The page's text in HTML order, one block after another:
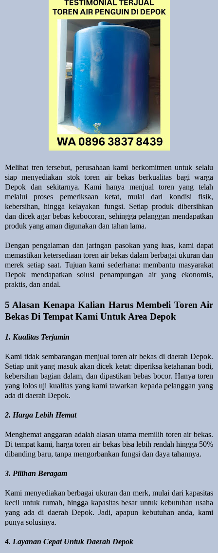
Melihat tren tersebut, perusahaan kami berkomitmen untuk selalu
siap menyediakan stok toren air bekas berkualitas bagi warga
Depok dan sekitarnya. Kami hanya menjual toren yang telah
melalui proses pemeriksaan ketat, mulai dari kondisi fisik,
kebersihan, hingga kelayakan fungsi. Setiap produk dibersihkan
dan dicek agar bebas kebocoran, sehingga pelanggan mendapatkan
produk yang aman digunakan dan tahan lama.
Dengan pengalaman dan jaringan pasokan yang luas, kami dapat
memastikan ketersediaan toren air bekas dalam berbagai ukuran dan
merek setiap saat. Tujuan kami sederhana: membantu masyarakat
Depok mendapatkan solusi penampungan air yang ekonomis,
praktis, dan andal.
5 Alasan Kenapa Kalian Harus Membeli Toren Air
Bekas Di Tempat Kami Untuk Area Depok
1. Kualitas Terjamin
Kami tidak sembarangan menjual toren air bekas di daerah Depok.
Setiap unit yang masuk akan dicek ketat: diperiksa ketahanan bodi,
kebersihan bagian dalam, dan dipastikan bebas bocor. Hanya toren
yang lolos uji kualitas yang kami tawarkan kepada pelanggan yang
ada di daerah Depok.
2. Harga Lebih Hemat
Menghemat anggaran adalah alasan utama memilih toren air bekas.
Di tempat kami, harga toren air bekas bisa lebih rendah hingga 50%
dibanding baru, tanpa mengorbankan fungsi dan daya tahannya.
3. Pilihan Beragam
Kami menyediakan berbagai ukuran dan merk, mulai dari kapasitas
kecil untuk rumah, hingga kapasitas besar untuk kebutuhan usaha
yang ada di daerah Depok. Jadi, apapun kebutuhan anda, kami
punya solusinya.
4. Layanan Cepat Untuk Daerah Depok